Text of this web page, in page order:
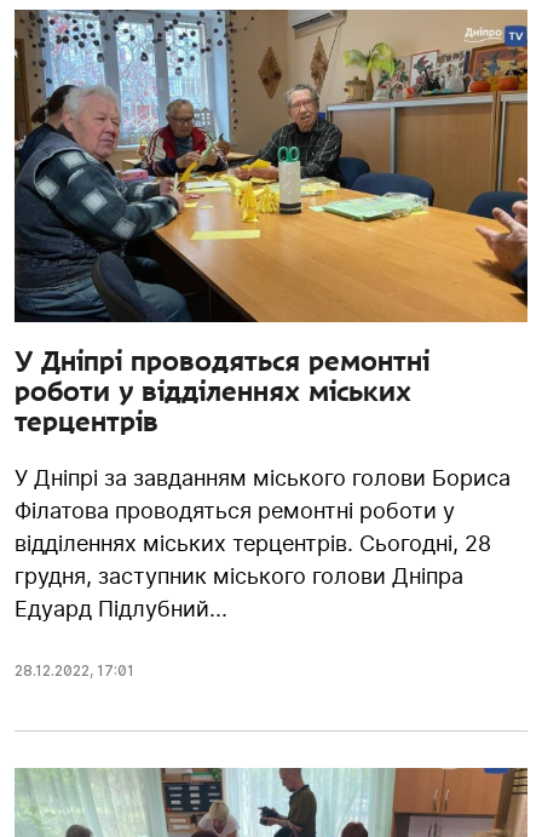
У Дніпрі проводяться ремонтні
роботи у відділеннях міських
терцентрів
У Дніпрі за завданням міського голови Бориса
Філатова проводяться ремонтні роботи у
відділеннях міських терцентрів. Сьогодні, 28
грудня, заступник міського голови Дніпра
Едуард Підлубний...
28.12.2022, 17:01